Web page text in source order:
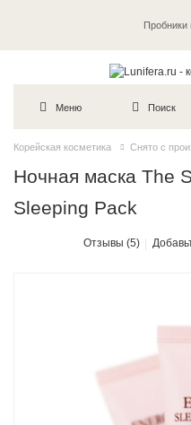
Пробники
Меню Поиск
Корейская косметика Снято с
Ночная маска The
Sleeping Pack
Отзывы (5)